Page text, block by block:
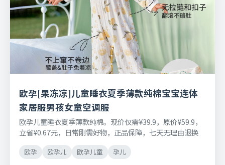
欧孕[果冻凉]儿童睡衣夏季薄款纯棉宝宝连体
家居服男孩女童空调服
欧孕儿童睡衣夏季薄款纯棉。现价仅需¥39.9，原价¥59.9，
立省¥0.67元，日常刚需好物，正品保障，七天无理由退换
欧孕 欧孕儿 欧孕儿童 孕儿